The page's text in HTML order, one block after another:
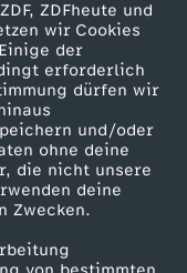
ZDFheute und
wir Cookies
der
erforderlich
dürfen wir
und/oder
ohne deine
die nicht unsere
deine
Zwecken.
zum ZDF